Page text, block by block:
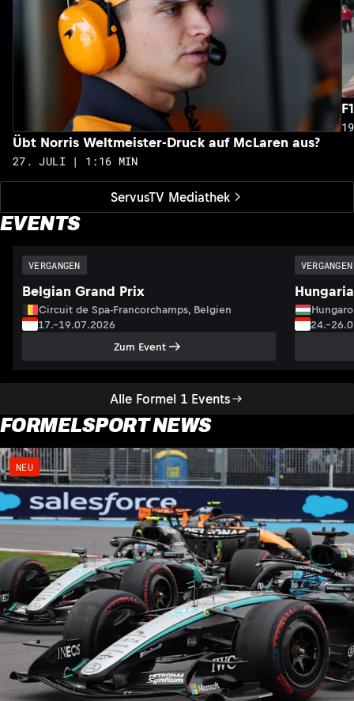
ServusTV Mediathek
Übt Norris Weltmeister-Druck auf McLaren aus?
27. JULI | 1:16 MIN
EVENTS
Alle Formel 1 Events
VERGANGEN
Belgian Grand Prix
Circuit de Spa-Francorchamps, Belgien
17.–19.07.2026
Zum Event
VERGANGEN
FORMELSPORT NEWS
NEU